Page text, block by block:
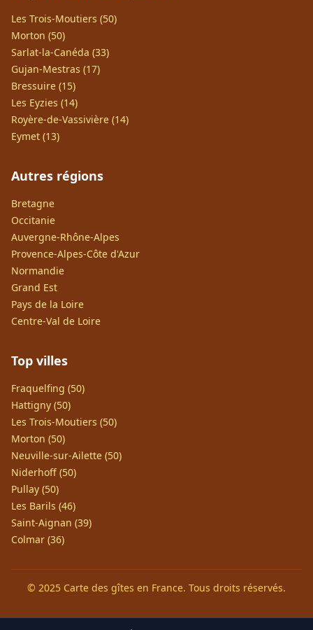
Les Trois-Moutiers (50)
Morton (50)
Sarlat-la-Canéda (33)
Gujan-Mestras (17)
Bressuire (15)
Les Eyzies (14)
Royère-de-Vassivière (14)
Eymet (13)
Autres régions
Bretagne
Occitanie
Auvergne-Rhône-Alpes
Provence-Alpes-Côte d'Azur
Normandie
Grand Est
Pays de la Loire
Centre-Val de Loire
Top villes
Fraquelfing (50)
Hattigny (50)
Les Trois-Moutiers (50)
Morton (50)
Neuville-sur-Ailette (50)
Niderhoff (50)
Pullay (50)
Les Barils (46)
Saint-Aignan (39)
Colmar (36)
© 2025 Carte des gîtes en France. Tous droits réservés.